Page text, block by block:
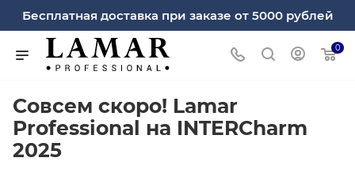
Бесплатная доставка при заказе от 5000 рублей
0
Совсем скоро! Lamar
Professional на INTERCharm
2025